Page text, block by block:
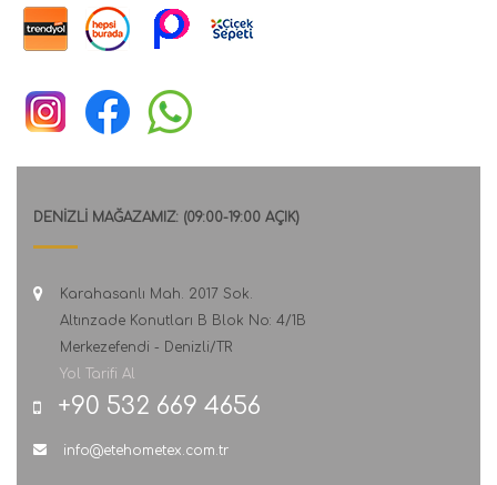
DENİZLİ MAĞAZAMIZ: (09:00-19:00 AÇIK)
Karahasanlı Mah. 2017 Sok.
Altınzade Konutları B Blok No: 4/1B
Merkezefendi - Denizli/TR
Yol Tarifi Al
+90 532 669 4656
info@etehometex.com.tr